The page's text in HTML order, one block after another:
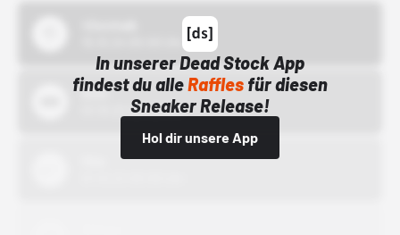
In unserer Dead Stock App
findest du alleRafflesfür diesen
Sneaker Release!
Hol dir unsere App
Bstn
01.10.22 00:00 Uhr